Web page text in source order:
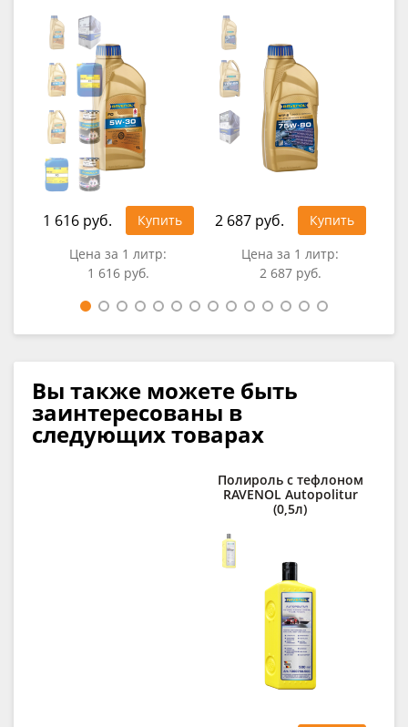
1 616 руб.
Купить
Цена за 1 литр:
1 616 руб.
2 687 руб.
Купить
Цена за 1 литр:
2 687 руб.
Вы также можете быть
заинтересованы в
следующих товарах
Полироль с тефлоном
RAVENOL Autopolitur
(0,5л)